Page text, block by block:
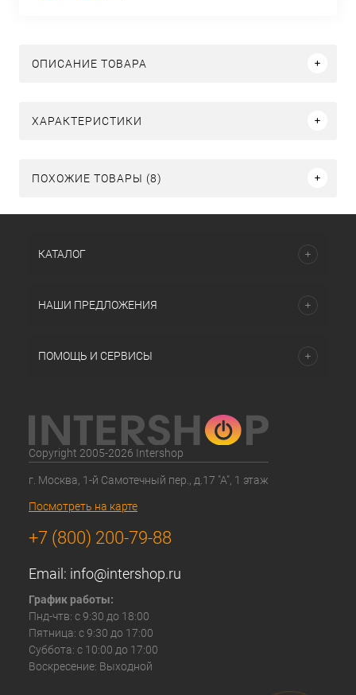
ОПИСАНИЕ ТОВАРА
ХАРАКТЕРИСТИКИ
ПОХОЖИЕ ТОВАРЫ (8)
КАТАЛОГ
НАШИ ПРЕДЛОЖЕНИЯ
ПОМОЩЬ И СЕРВИСЫ
Copyright 2005-2026 Intershop
г. Москва, 1-й Самотечный пер., д.17 "А", 1 этаж
Посмотреть на карте
+7 (800) 200-79-88
Email: info@intershop.ru
График работы:
Пнд-чтв: с 9:30 до 18:00
Пятница: с 9:30 до 17:00
Суббота: с 10:00 до 17:00
Воскресение: Выходной